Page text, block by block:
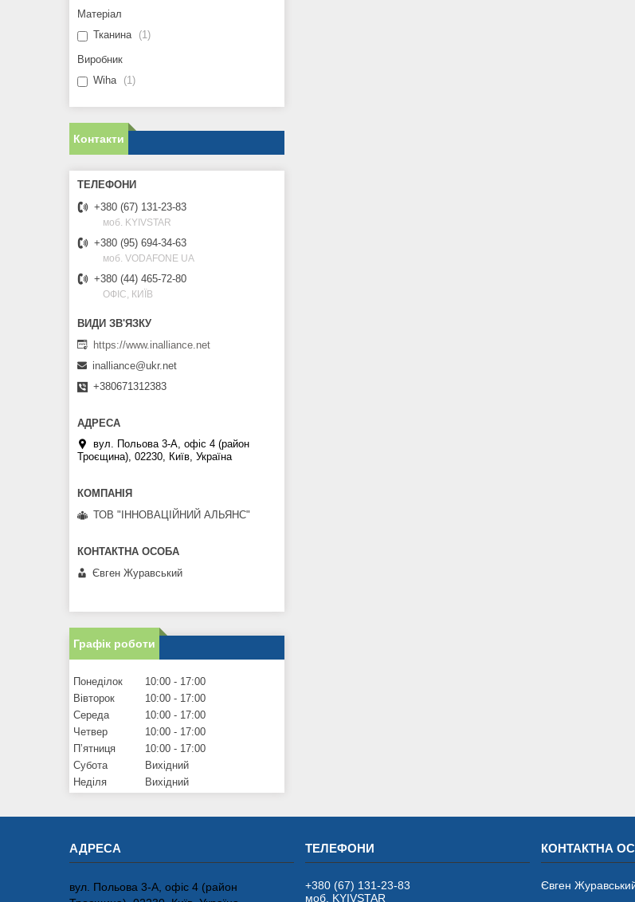
Матеріал
Тканина
1
Виробник
Wiha
1
Контакти
+380 (67) 131-23-83
моб. KYIVSTAR
+380 (95) 694-34-63
моб. VODAFONE UA
+380 (44) 465-72-80
ОФІС, КИЇВ
https://www.inalliance.net
inalliance@ukr.net
+380671312383
вул. Польова 3-А, офіс 4 (район
Троєщина), 02230, Київ, Україна
ТОВ "ІННОВАЦІЙНИЙ АЛЬЯНС"
Євген Журавський
Графік роботи
Понеділок 10:00
17:00
Вівторок
10:00
17:00
Середа
10:00
17:00
Четвер
10:00
17:00
Пʼятниця
10:00
17:00
Субота
Вихідний
Неділя
Вихідний
вул. Польова 3-А, офіс 4 (район
+380 (67) 131-23-83
моб. KYIVSTAR
Євген